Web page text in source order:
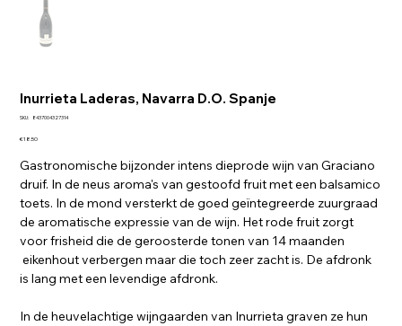
Inurrieta Laderas, Navarra D.O. Spanje
SKU:
SKU
8437004327314
Price
€18.50
Gastronomische bijzonder intens dieprode wijn van Graciano
druif. In de neus aroma's van gestoofd fruit met een balsamico
toets. In de mond versterkt de goed geïntegreerde zuurgraad
de aromatische expressie van de wijn. Het rode fruit zorgt
voor frisheid die de geroosterde tonen van 14 maanden
eikenhout verbergen maar die toch zeer zacht is. De afdronk
is lang met een levendige afdronk.
In de heuvelachtige wijngaarden van Inurrieta graven ze hun